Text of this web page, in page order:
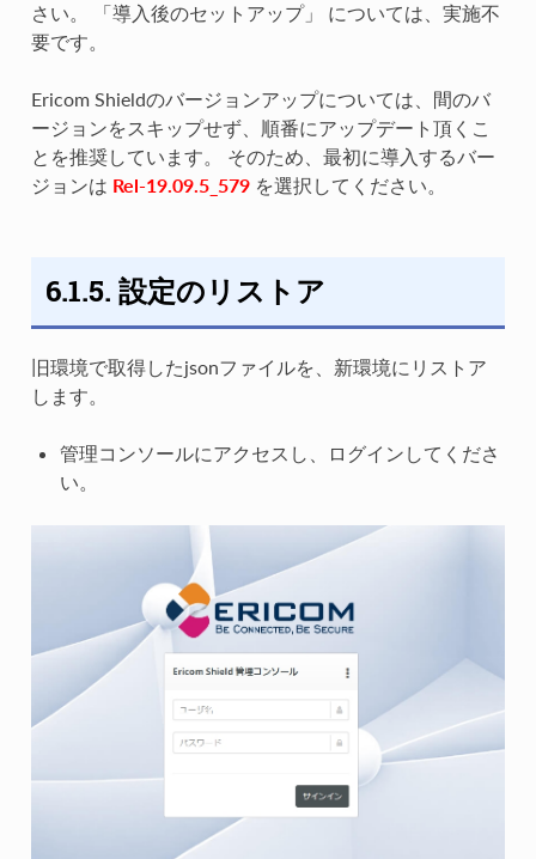
さい。 「導入後のセットアップ」 については、実施不
要です。
Ericom Shieldのバージョンアップについては、間のバ
ージョンをスキップせず、順番にアップデート頂くこ
とを推奨しています。 そのため、最初に導入するバー
ジョンは Rel-19.09.5_579を選択してください。
6.1.5. 設定のリストア
旧環境で取得したjsonファイルを、新環境にリストア
します。
管理コンソールにアクセスし、ログインしてくださ
い。